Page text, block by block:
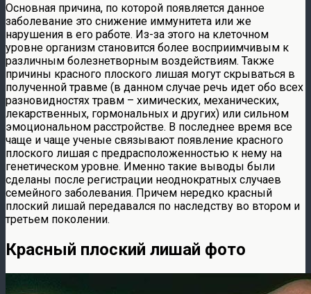
Основная причина, по которой появляется данное
заболевание это снижение иммунитета или же
нарушения в его работе. Из-за этого на клеточном
уровне организм становится более восприимчивым к
различным болезнетворным воздействиям. Также
причины красного плоского лишая могут скрываться в
полученной травме (в данном случае речь идет обо всех
разновидностях травм – химических, механических,
лекарственных, гормональных и других) или сильном
эмоциональном расстройстве. В последнее время все
чаще и чаще ученые связывают появление красного
плоского лишая с предрасположенностью к нему на
генетическом уровне. Именно такие выводы были
сделаны после регистрации неоднократных случаев
семейного заболевания. Причем нередко красный
плоский лишай передавался по наследству во втором и
третьем поколении.
Красный плоский лишай фото